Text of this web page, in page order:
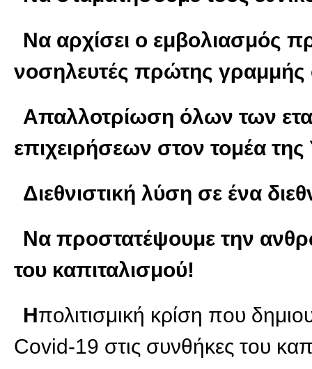
Να αρχίσει ο εμβολιασμός
νοσηλευτές πρώτης
Απαλλοτρίωση όλων των
επιχειρήσεων στον τομέα της
Διεθνιστική λύση σε ένα
Να προστατέψουμε την
του καπιταλισμού!
Ηπολιτισμική κρίση που
Covid-19 στις συνθήκες του